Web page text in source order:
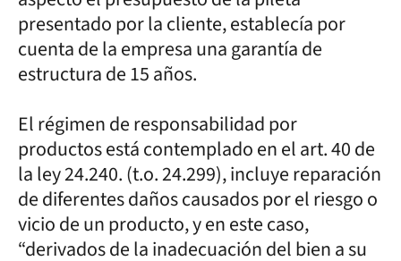
presentado por la cliente, establecía por
cuenta de la empresa una garantía de
estructura de 15 años.
El régimen de responsabilidad por
productos está contemplado en el art. 40 de
la ley 24.240. (t.o. 24.299), incluye reparación
de diferentes daños causados por el riesgo o
vicio de un producto, y en este caso,
“derivados de la inadecuación del bien a su